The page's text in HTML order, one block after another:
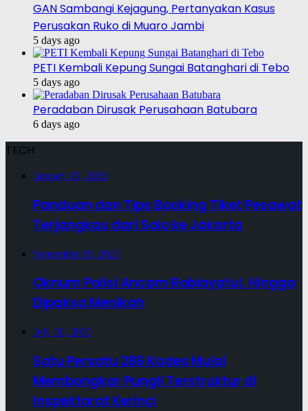
GAN Sambangi Kejagung, Pertanyakan Kasus
Perusakan Ruko di Muaro Jambi
5 days ago
PETI Kembali Kepung Sungai Batanghari di Tebo
5 days ago
Peradaban Dirusak Perusahaan Batubara
6 days ago
TECH
January 19, 2026
Panduan dan Tips Booking Tiket Pesawat
Terjangkau dari Solo ke Jakarta
September 19, 2025
Oknum Polisi Ancam Robiayatul, Hingga
Dipaksa Menikah
July 30, 2025
Satu Persatu 286 Kades Mulai
Membongkar Pungli Terstruktur di
Inspektorat Kerinci